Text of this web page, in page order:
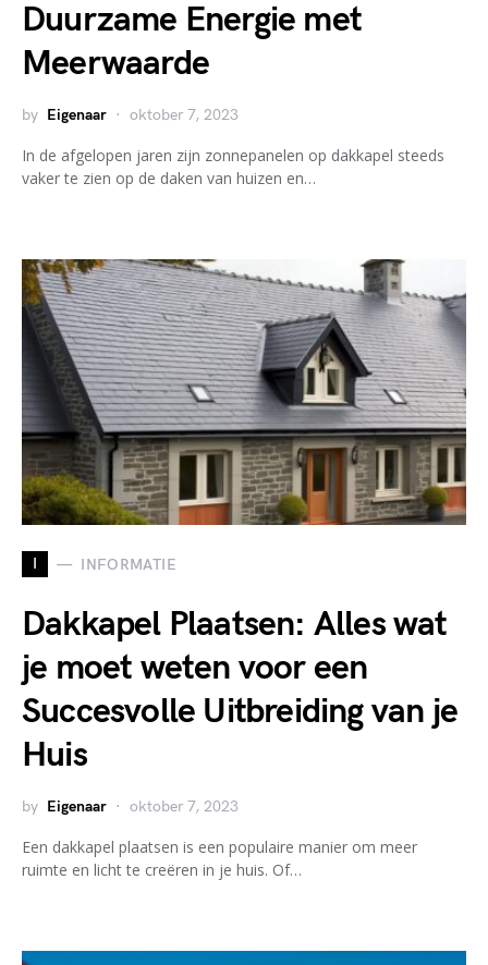
Duurzame Energie met
Meerwaarde
by Eigenaar oktober 7, 2023
In de afgelopen jaren zijn zonnepanelen op dakkapel steeds
vaker te zien op de daken van huizen en…
I INFORMATIE
Dakkapel Plaatsen: Alles wat
je moet weten voor een
Succesvolle Uitbreiding van je
Huis
by Eigenaar oktober 7, 2023
Een dakkapel plaatsen is een populaire manier om meer
ruimte en licht te creëren in je huis. Of…